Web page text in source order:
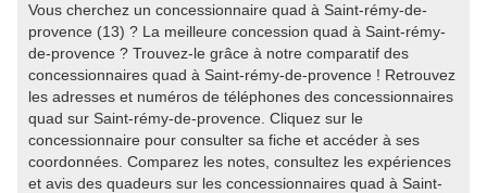
Vous cherchez un concessionnaire quad à Saint-rémy-de-
provence (13) ? La meilleure concession quad à Saint-rémy-
de-provence ? Trouvez-le grâce à notre comparatif des
concessionnaires quad à Saint-rémy-de-provence ! Retrouvez
les adresses et numéros de téléphones des concessionnaires
quad sur Saint-rémy-de-provence. Cliquez sur le
concessionnaire pour consulter sa fiche et accéder à ses
coordonnées. Comparez les notes, consultez les expériences
et avis des quadeurs sur les concessionnaires quad à Saint-